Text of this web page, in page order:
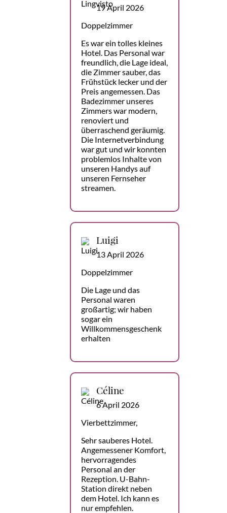
19 April 2026
Doppelzimmer
Es war ein tolles kleines
Hotel. Das Personal war
freundlich, die Lage ideal,
die Zimmer sauber, das
Frühstück lecker und der
Preis angemessen. Das
Badezimmer unseres
Zimmers war modern,
renoviert und
überraschend geräumig.
Die Internetverbindung
war gut und wir konnten
problemlos Inhalte von
unseren Handys auf
unseren Fernseher
streamen.
Luigi
13 April 2026
Doppelzimmer
Die Lage und das
Personal waren
großartig; wir haben
sogar ein
Willkommensgeschenk
erhalten
Céline
6 April 2026
Vierbettzimmer,
Sehr sauberes Hotel.
Angemessener Komfort,
hervorragendes
Personal an der
Rezeption. U-Bahn-
Station direkt neben
dem Hotel. Ich kann es
nur empfehlen.